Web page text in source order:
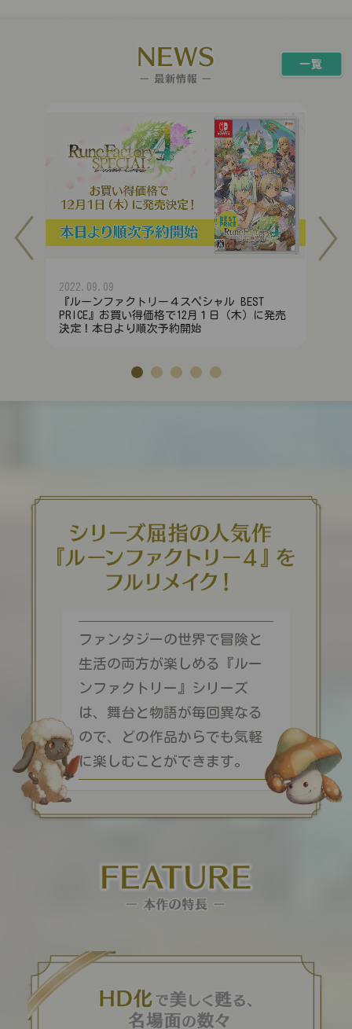
2022.09.09
『ルーンファクトリー４スペシャル BEST
PRICE』お買い得価格で12月１日（木）に発売
決定！本日より順次予約開始
ファンタジーの世界で冒険と
生活の両方が楽しめる
『ルー
ンファクトリー』シリーズ
は、舞台と物語が毎回異なる
ので、
どの作品からでも気軽
に楽しむことができます。